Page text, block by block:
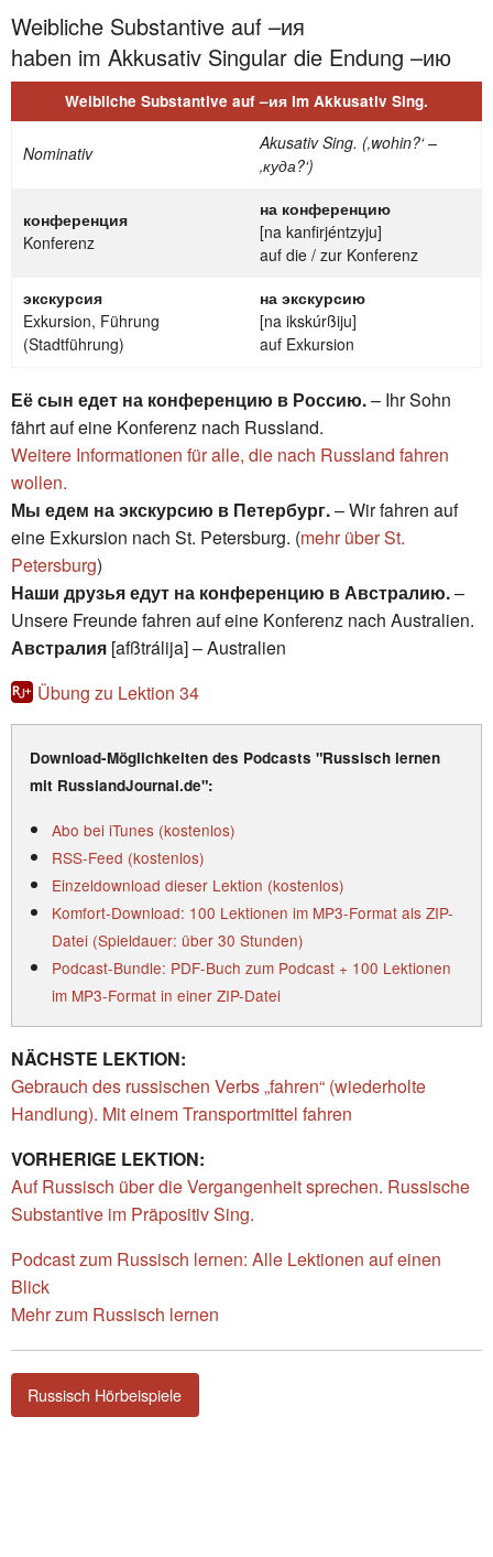
Weibliche Substantive auf –ия
haben im Akkusativ Singular die Endung –ию
Weibliche Substantive auf –ия im Akkusativ Sing.
Nominativ
Akusativ Sing. (‚wohin?‘ –
‚куда?‘)
конференция
Konferenz
на конференцию
[na kanfirjéntzyju]
auf die / zur Konferenz
экскурсия
Exkursion, Führung
(Stadtführung)
на экскурсию
[na ikskúrßiju]
auf Exkursion
Её сын едет на конференцию в Россию.– Ihr Sohn
fährt auf eine Konferenz nach Russland.
Weitere Informationen für alle, die nach Russland fahren
wollen.
Мы едем на экскурсию в Петербург.– Wir fahren auf
eine Exkursion nach St. Petersburg. (mehr über St.
Petersburg)
Наши друзья едут на конференцию в Австралию.–
Unsere Freunde fahren auf eine Konferenz nach Australien.
Австралия [afßtrálija] – Australien
Übung zu Lektion 34
Download-Möglichkeiten des Podcasts "Russisch lernen
mit RusslandJournal.de":
Abo bei iTunes (kostenlos)
RSS-Feed (kostenlos)
Einzeldownload dieser Lektion (kostenlos)
Komfort-Download: 100 Lektionen im MP3-Format als ZIP-
Datei (Spieldauer: über 30 Stunden)
Podcast-Bundle: PDF-Buch zum Podcast + 100 Lektionen
im MP3-Format in einer ZIP-Datei
NÄCHSTE LEKTION:
Gebrauch des russischen Verbs „fahren“ (wiederholte
Handlung). Mit einem Transportmittel fahren
VORHERIGE LEKTION:
Auf Russisch über die Vergangenheit sprechen. Russische
Substantive im Präpositiv Sing.
Podcast zum Russisch lernen: Alle Lektionen auf einen
Blick
Mehr zum Russisch lernen
Russisch Hörbeispiele